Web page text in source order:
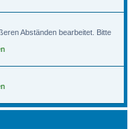
Abständen bearbeitet. Bitte